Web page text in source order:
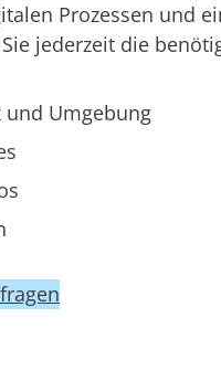
Prozessen und
jederzeit die
und Umgebung